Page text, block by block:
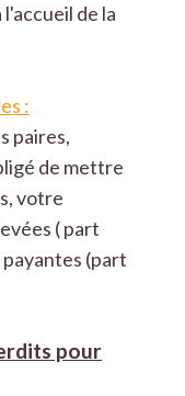
de la
:
paires,
de mettre
votre
( part
(part
pour